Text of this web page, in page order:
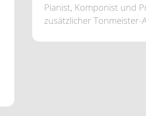
Pianist, Komponist und
zusätzlicher Tonmeister-